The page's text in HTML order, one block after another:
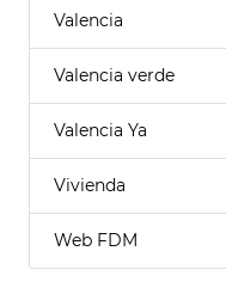
Valencia
Valencia verde
Valencia Ya
Vivienda
Web FDM